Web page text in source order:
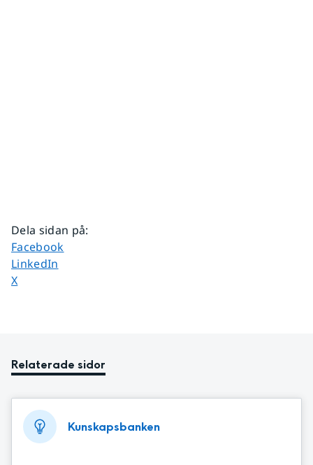
Dela sidan på:
Dela sidan på
Facebook
Dela sidan på
LinkedIn
Dela sidan på
X
Relaterade sidor
Kunskapsbanken